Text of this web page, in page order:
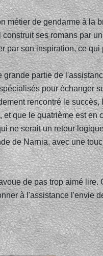
métier de gendarme à la
ses romans par
par son inspiration, ce
partie de
pour échanger
rencontré le
que le quatrième est en
ne serait un retour
de Narnia, avec une
de pas trop aimé
à l'assistance l'envie